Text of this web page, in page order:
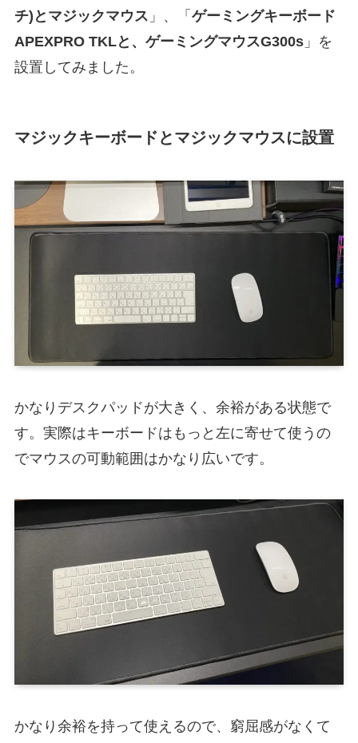
チ)とマジックマウス 」、「 ゲーミングキーボード
APEXPRO TKLと、ゲーミングマウスG300s」を
設置してみました。
マジックキーボードとマジックマウスに設置
かなりデスクパッドが大きく、余裕がある状態で
す。実際はキーボードはもっと左に寄せて使うの
でマウスの可動範囲はかなり広いです。
かなり余裕を持って使えるので、窮屈感がなくて